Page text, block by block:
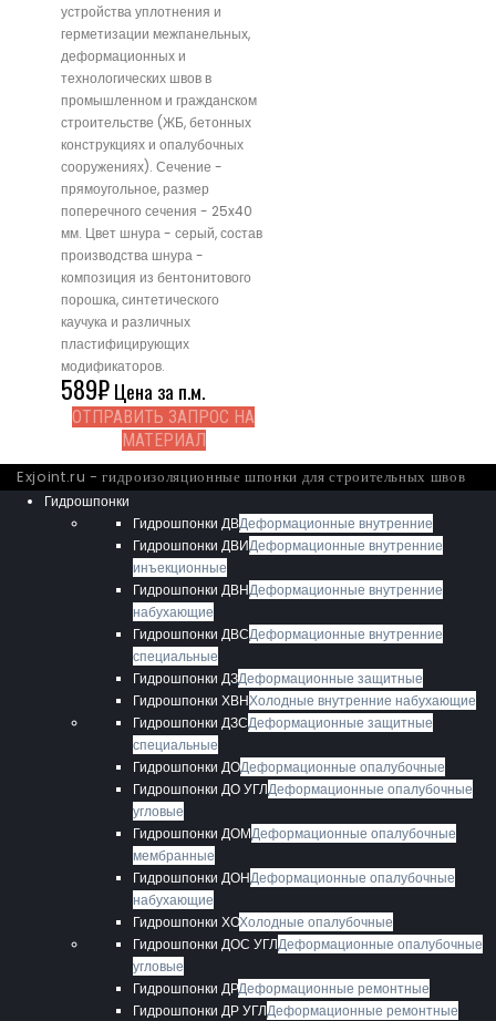
устройства уплотнения и
герметизации межпанельных,
деформационных и
технологических швов в
промышленном и гражданском
строительстве (ЖБ, бетонных
конструкциях и опалубочных
сооружениях). Сечение -
прямоугольное, размер
поперечного сечения - 25x40
мм. Цвет шнура - серый, состав
производства шнура -
композиция из бентонитового
порошка, синтетического
каучука и различных
пластифицирующих
модификаторов.
589₽Цена за п.м.
ОТПРАВИТЬ ЗАПРОС НА
МАТЕРИАЛ
Exjoint.ru - гидроизоляционные шпонки для строительных швов
Гидрошпонки
Гидрошпонки ДВДеформационные внутренние
Гидрошпонки ДВИДеформационные внутренние
инъекционные
Гидрошпонки ДВНДеформационные внутренние
набухающие
Гидрошпонки ДВСДеформационные внутренние
специальные
Гидрошпонки ДЗДеформационные защитные
Гидрошпонки ХВНХолодные внутренние набухающие
Гидрошпонки ДЗСДеформационные защитные
специальные
Гидрошпонки ДОДеформационные опалубочные
Гидрошпонки ДО УГЛДеформационные опалубочные
угловые
Гидрошпонки ДОМДеформационные опалубочные
мембранные
Гидрошпонки ДОНДеформационные опалубочные
набухающие
Гидрошпонки ХОХолодные опалубочные
Гидрошпонки ДОС УГЛДеформационные опалубочные
угловые
Гидрошпонки ДРДеформационные ремонтные
Гидрошпонки ДР УГЛДеформационные ремонтные